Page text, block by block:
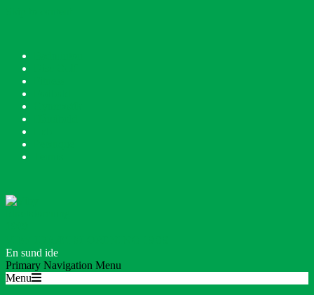
En sund ide
Primary Navigation Menu
Menu